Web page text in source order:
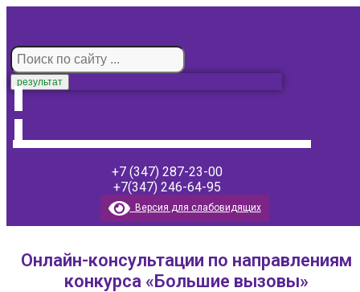
результат
+7 (347) 287-23-00
+7(347) 246-64-95
Версия для слабовидящих
Онлайн-консультации по направлениям
конкурса «Большие вызовы»